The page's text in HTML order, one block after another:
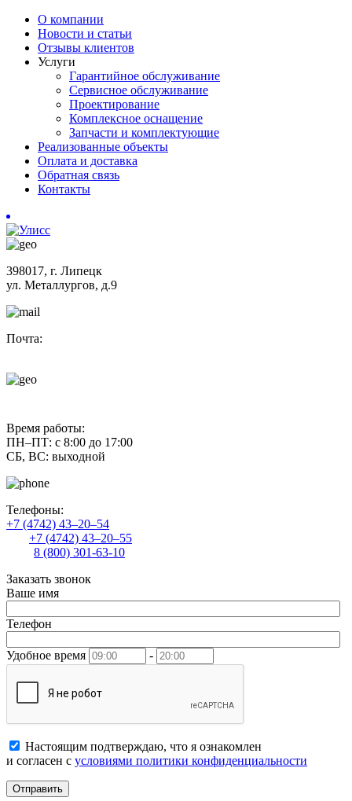
О компании
Новости и статьи
Отзывы клиентов
Услуги
Гарантийное обслуживание
Сервисное обслуживание
Проектирование
Комплексное оснащение
Запчасти и комплектующие
Реализованные объекты
Оплата и доставка
Обратная связь
Контакты
398017, г. Липецк
ул. Металлургов, д.9
Почта:
Время работы:
ПН–ПТ: с 8:00 до 17:00
СБ, ВС: выходной
Телефоны:
+7 (4742) 43–20–54
+7 (4742) 43–20–55
8 (800) 301-63-10
Заказать звонок
Ваше имя
Телефон
Удобное время -
Настоящим подтверждаю, что я ознакомлен
и согласен с условиями политики конфиденциальности
Отправить